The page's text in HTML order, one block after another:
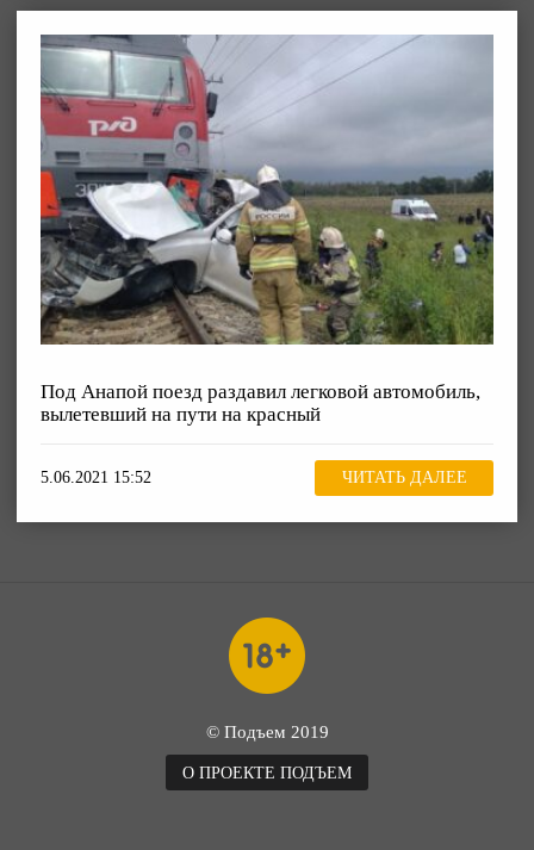
Под Анапой поезд раздавил легковой автомобиль,
вылетевший на пути на красный
5.06.2021 15:52 ЧИТАТЬ ДАЛЕЕ
© Подъем 2019
О ПРОЕКТЕ ПОДЪЕМ